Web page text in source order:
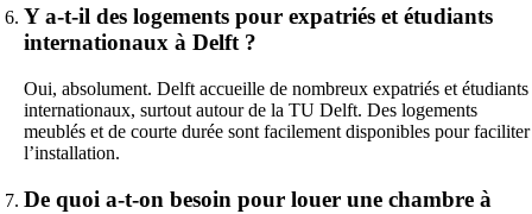
Y a-t-il des logements pour expatriés et étudiants
internationaux à Delft ?
Oui, absolument. Delft accueille de nombreux expatriés et étudiants
internationaux, surtout autour de la TU Delft. Des logements
meublés et de courte durée sont facilement disponibles pour faciliter
l’installation.
De quoi a-t-on besoin pour louer une chambre à